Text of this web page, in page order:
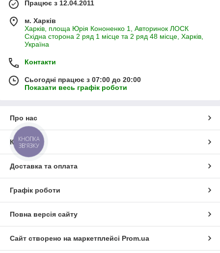
Працює з 12.04.2011
м. Харків
Харків, площа Юрія Кононенко 1, Авторинок ЛОСК
Східна сторона 2 ряд 1 місце та 2 ряд 48 місце, Харків,
Україна
Контакти
Сьогодні працює з 07:00 до 20:00
Показати весь графік роботи
Про нас
Контакти
Доставка та оплата
Графік роботи
Повна версія сайту
Сайт створено на маркетплейсі Prom.ua
КНОПКА
ЗВ'ЯЗКУ